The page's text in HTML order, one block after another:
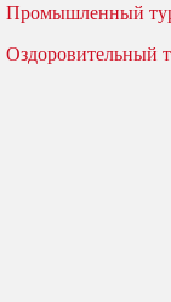
Промышленный
Оздоровительный